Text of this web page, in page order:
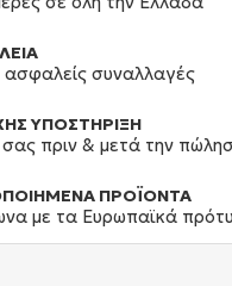
συναλλαγές
ΥΠΟΣΤΗΡΙΞΗ
πριν & μετά την
ΠΡΟΪΟΝΤΑ
με τα Ευρωπαϊκά